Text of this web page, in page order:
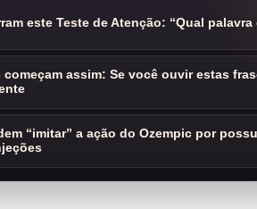
este Teste de Atenção: “Qual palavra
assim: Se você ouvir estas
“imitar” a ação do Ozempic por